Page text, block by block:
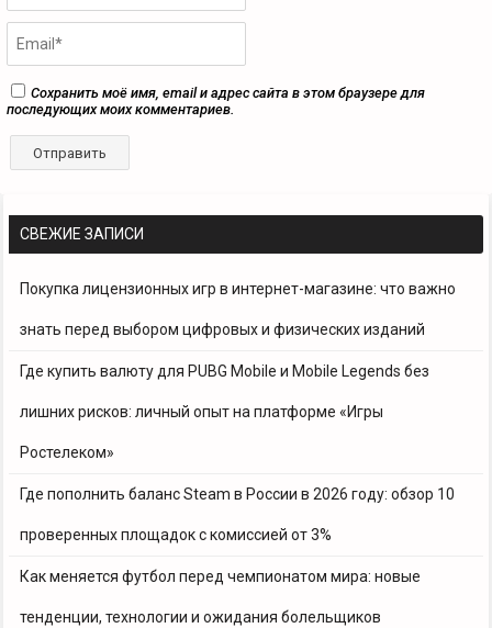
СВЕЖИЕ ЗАПИСИ
Покупка лицензионных игр в интернет-магазине: что важно
знать перед выбором цифровых и физических изданий
Где купить валюту для PUBG Mobile и Mobile Legends без
лишних рисков: личный опыт на платформе «Игры
Ростелеком»
Где пополнить баланс Steam в России в 2026 году: обзор 10
проверенных площадок с комиссией от 3%
Как меняется футбол перед чемпионатом мира: новые
тенденции, технологии и ожидания болельщиков
Сохранить моё имя, email и адрес сайта в этом браузере для
последующих моих комментариев.